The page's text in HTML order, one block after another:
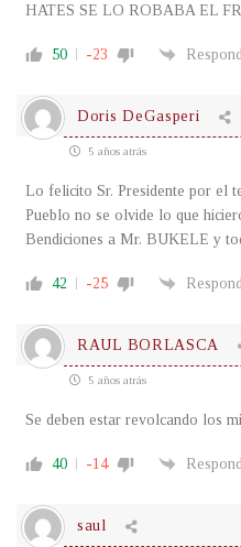
HATES SE LO ROBABA EL
50 -23
Doris DeGasperi
5 años atrás
Lo felicito Sr. Presidente por el
Pueblo no se olvide lo que
Bendiciones a Mr. BUKELE y
42 -25
RAUL BORLASCA
5 años atrás
Se deben estar revolcando los
40 -14
saul